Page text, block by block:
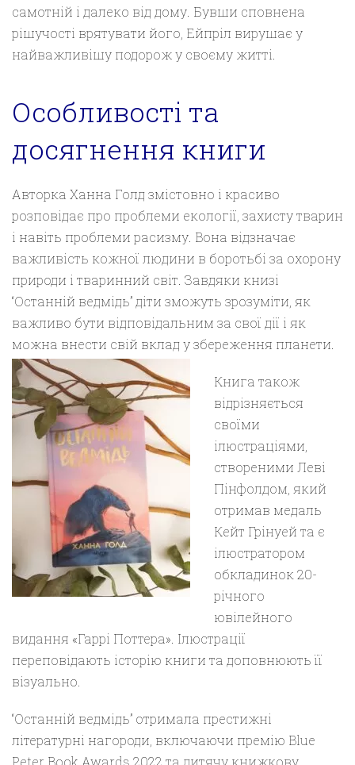
самотній і далеко від дому. Бувши сповнена
рішучості врятувати його, Ейпріл вирушає у
найважливішу подорож у своєму житті.
Особливості та
досягнення книги
Авторка Ханна Голд змістовно і красиво
розповідає про проблеми екології, захисту тварин
і навіть проблеми расизму. Вона відзначає
важливість кожної людини в боротьбі за охорону
природи і тваринний світ. Завдяки книзі
“Останній ведмідь” діти зможуть зрозуміти, як
важливо бути відповідальним за свої дії і як
можна внести свій вклад у збереження планети.
Книга також
відрізняється
своїми
ілюстраціями,
створеними Леві
Пінфолдом, який
отримав медаль
Кейт Грінуей та є
ілюстратором
обкладинок 20-
річного
ювілейного
видання «Гаррі Поттера». Ілюстрації
переповідають історію книги та доповнюють її
візуально.
“Останній ведмідь” отримала престижні
літературні нагороди, включаючи премію Blue